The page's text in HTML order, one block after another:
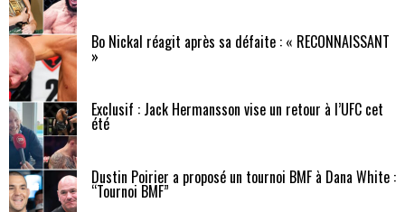
Bo Nickal réagit après sa défaite : « RECONNAISSANT
»
Exclusif : Jack Hermansson vise un retour à l’UFC cet
été
Dustin Poirier a proposé un tournoi BMF à Dana White :
“Tournoi BMF”